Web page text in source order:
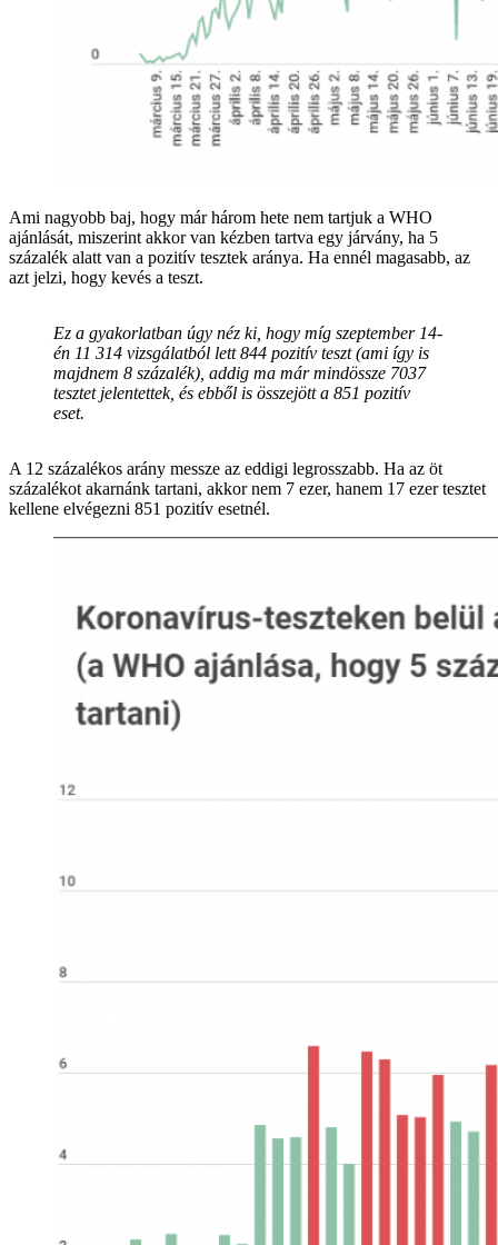
Ami nagyobb baj, hogy már három hete nem tartjuk a WHO
ajánlását, miszerint akkor van kézben tartva egy járvány, ha 5
százalék alatt van a pozitív tesztek aránya. Ha ennél magasabb, az
azt jelzi, hogy kevés a teszt.
Ez a gyakorlatban úgy néz ki, hogy míg szeptember 14-
én 11 314 vizsgálatból lett 844 pozitív teszt (ami így is
majdnem 8 százalék), addig ma már mindössze 7037
tesztet jelentettek, és ebből is összejött a 851 pozitív
eset.
A 12 százalékos arány messze az eddigi legrosszabb. Ha az öt
százalékot akarnánk tartani, akkor nem 7 ezer, hanem 17 ezer tesztet
kellene elvégezni 851 pozitív esetnél.